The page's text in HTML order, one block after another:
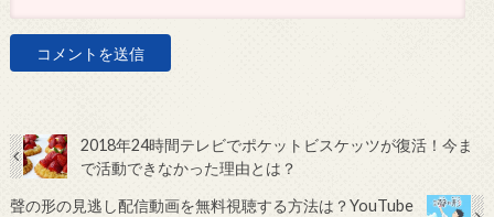
2018年24時間テレビでポケットビスケッツが復活！今ま
で活動できなかった理由とは？
聲の形の見逃し配信動画を無料視聴する方法は？YouTube